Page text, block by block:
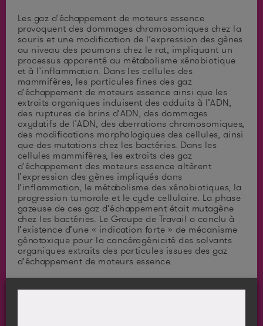
Les gaz d’échappement de moteurs essence
provoquent des dommages chromosomiques chez la
souris et une modification de l’expression des gènes
au niveau des poumons chez le rat, impliquant un
processus apparenté au métabolisme xénobiotique
et à l’inflammation. Dans les cellules des
mammifères, les particules fines des gaz
d’échappement de moteurs essence ainsi que les
extraits organiques induisent des adduits à l’ADN,
des ruptures de brins d’ADN, des dommages
oxydatifs de l’ADN, des aberrations chromosomiques,
des modifications morphologiques des cellules, ainsi
que des mutations chez les bactéries. Dans les
cellules mammifères, les extraits des gaz
d’échappement des moteurs essence altèrent
l’expression des gènes impliqués dans
l’inflammation, le métabolisme des xénobiotiques, la
progression tumorale et le cycle cellulaire. La phase
gazeuse de ces gaz d’échappement était mutagène
chez les bactéries. Le Groupe de Travail a conclu à
l’existence d’une « indication forte » de mécanisme
génotoxique pour la cancérogénicité des solvants
organiques extraits des particules issues des gaz
d’échappement de moteurs essence.